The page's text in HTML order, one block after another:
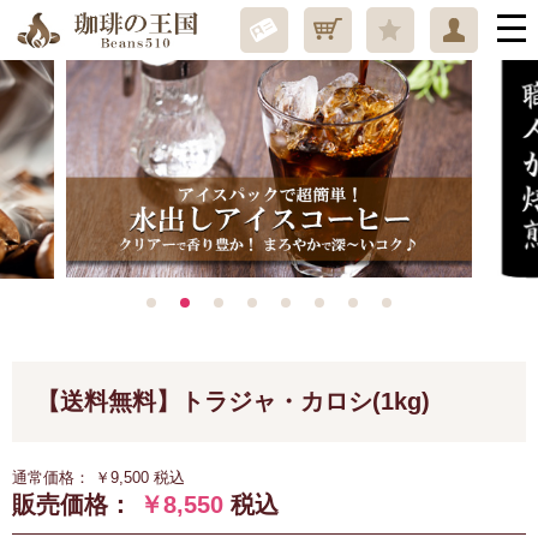
【送料無料】トラジャ・カロシ(1kg)
通常価格： ￥9,500 税込
販売価格： ￥8,550 税込